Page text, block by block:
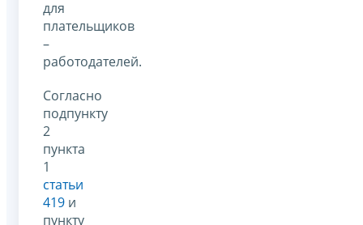
для
плательщиков
–
работодателей.
Согласно
подпункту
2
пункта
1
статьи
419 и
пункту